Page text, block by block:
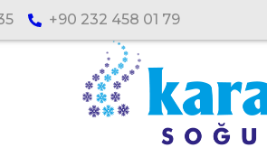
+90 232 458 01 79